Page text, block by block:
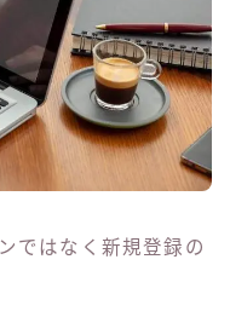
ではなく新規登録の